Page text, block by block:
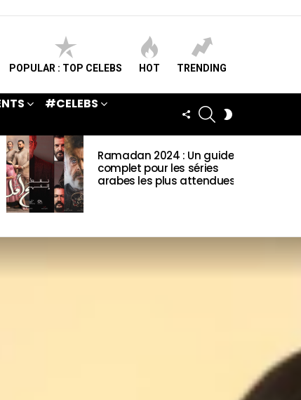
POPULAR : TOP CELEBS HOT TRENDING
#CELEBS
FOLLOWSEARCH
Ramadan 2024 : Un guide
complet pour les séries
arabes les plus attendues